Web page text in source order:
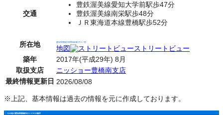
交通
豊鉄渥美線愛知大学前駅歩47分
豊鉄渥美線南栄駅歩48分
ＪＲ東海道本線豊橋駅歩52分
所在地 愛知県豊橋市神野新田町字ロノ割
地図
ストリートビュー
築年
2017年(平成29年) 8月
取扱支店
ニッショー豊橋南支店
最終情報更新日 2026/08/08
※上記、基本情報は過去の情報を元に作成しております。
その他の愛知県豊橋市の１ＳＫの物件